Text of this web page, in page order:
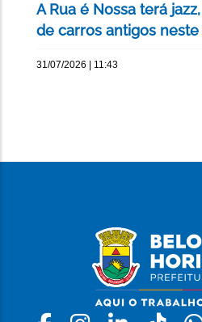
A Rua é Nossa terá
de carros antigos
31/07/2026 | 11:43